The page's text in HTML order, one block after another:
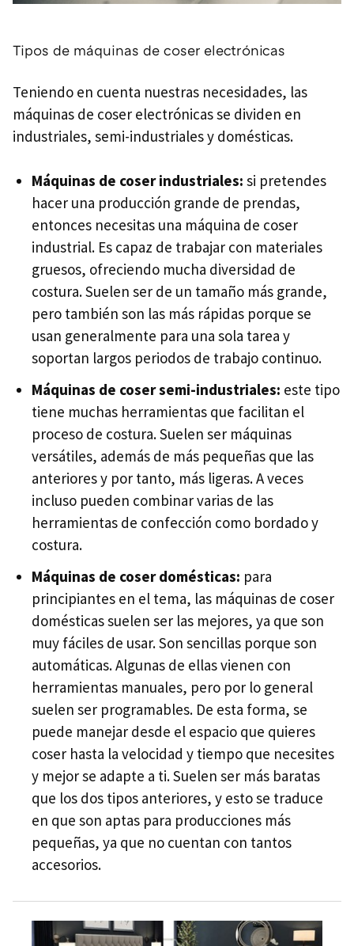
Tipos de máquinas de coser electrónicas
Teniendo en cuenta nuestras necesidades, las
máquinas de coser electrónicas se dividen en
industriales, semi-industriales y domésticas.
Máquinas de coser industriales: si pretendes
hacer una producción grande de prendas,
entonces necesitas una máquina de coser
industrial. Es capaz de trabajar con materiales
gruesos, ofreciendo mucha diversidad de
costura. Suelen ser de un tamaño más grande,
pero también son las más rápidas porque se
usan generalmente para una sola tarea y
soportan largos periodos de trabajo continuo.
Máquinas de coser semi-industriales: este tipo
tiene muchas herramientas que facilitan el
proceso de costura. Suelen ser máquinas
versátiles, además de más pequeñas que las
anteriores y por tanto, más ligeras. A veces
incluso pueden combinar varias de las
herramientas de confección como bordado y
costura.
Máquinas de coser domésticas: para
principiantes en el tema, las máquinas de coser
domésticas suelen ser las mejores, ya que son
muy fáciles de usar. Son sencillas porque son
automáticas. Algunas de ellas vienen con
herramientas manuales, pero por lo general
suelen ser programables. De esta forma, se
puede manejar desde el espacio que quieres
coser hasta la velocidad y tiempo que necesites
y mejor se adapte a ti. Suelen ser más baratas
que los dos tipos anteriores, y esto se traduce
en que son aptas para producciones más
pequeñas, ya que no cuentan con tantos
accesorios.